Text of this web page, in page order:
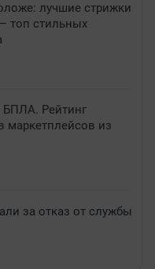
лучшие стрижки
топ стильных
БПЛА. Рейтинг
маркетплейсов из
за отказ от службы